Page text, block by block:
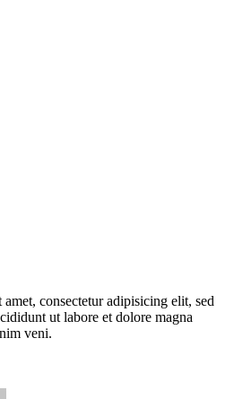
consectetur adipisicing elit, sed
ut labore et dolore magna
veni.